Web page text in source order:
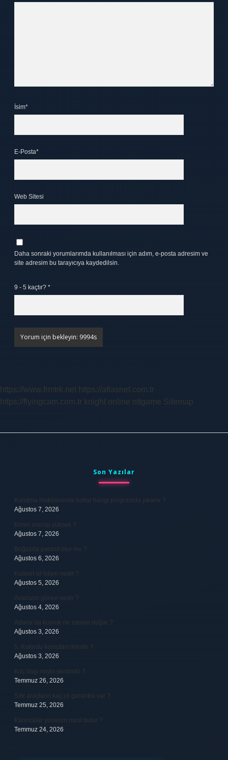
İsim*
E-Posta*
Web Sitesi
Daha sonraki yorumlarımda kullanılması için adım, e-posta adresim ve
site adresim bu tarayıcıya kaydedilsin.
9 - 5 kaçtır? *
https://www.frmtrk.net https://atlasnet.com.tr
https://flyingcam.com.tr knight online nttgame Sitemap
Son Yazılar
Kurutma makinesinde kotlar hangi programda yıkanır ?
Ağustos 7, 2026
Kimin averajı yüksek ?
Ağustos 7, 2026
Boğazda parazit olur mu ?
Ağustos 6, 2026
Kubbet-ül-İslam nedir ?
Ağustos 5, 2026
Avarların görevi nedir ?
Ağustos 4, 2026
Adana’da kuyruk ne zaman doğar ?
Ağustos 3, 2026
5. Kolordu komutanı kimdir ?
Ağustos 3, 2026
Koç başı neyin sembolü ?
Temmuz 26, 2026
Sıfır araçların kaç yıl garantisi var ?
Temmuz 25, 2026
Karıncalar yuvasını nasıl bulur ?
Temmuz 24, 2026